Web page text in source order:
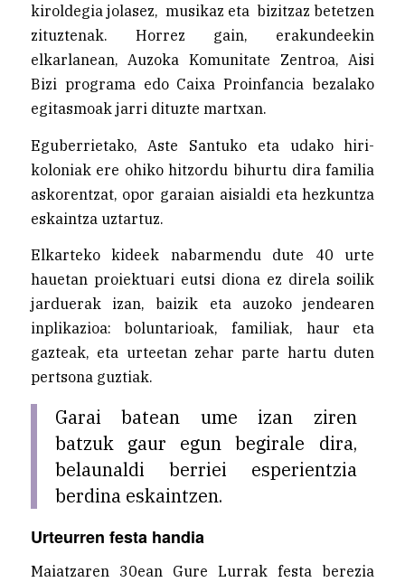
kiroldegia jolasez, musikaz eta bizitzaz betetzen
zituztenak. Horrez gain, erakundeekin
elkarlanean, Auzoka Komunitate Zentroa, Aisi
Bizi programa edo Caixa Proinfancia bezalako
egitasmoak jarri dituzte martxan.
Eguberrietako, Aste Santuko eta udako hiri-
koloniak ere ohiko hitzordu bihurtu dira familia
askorentzat, opor garaian aisialdi eta hezkuntza
eskaintza uztartuz.
Elkarteko kideek nabarmendu dute 40 urte
hauetan proiektuari eutsi diona ez direla soilik
jarduerak izan, baizik eta auzoko jendearen
inplikazioa: boluntarioak, familiak, haur eta
gazteak, eta urteetan zehar parte hartu duten
pertsona guztiak.
Garai batean ume izan ziren
batzuk gaur egun begirale dira,
belaunaldi berriei esperientzia
berdina eskaintzen.
Urteurren festa handia
Maiatzaren 30ean Gure Lurrak festa berezia